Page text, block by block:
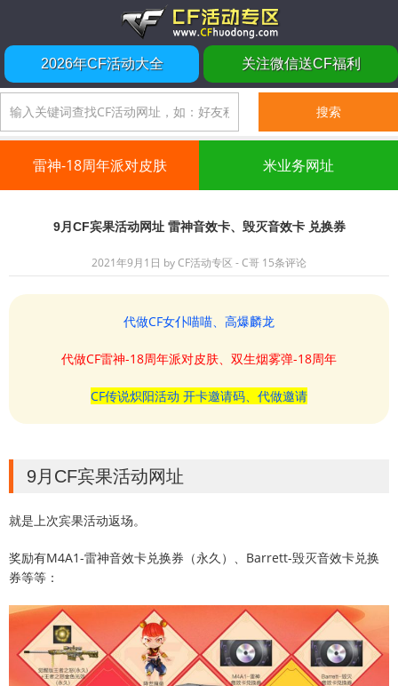
2026年CF活动大全 关注微信送CF福利
雷神-18周年派对皮肤 米业务网址
9月CF宾果活动网址 雷神音效卡、毁灭音效卡 兑换券
2021年9月1日 byCF活动专区 - C哥 15条评论
代做CF女仆喵喵、高爆麟龙
代做CF雷神-18周年派对皮肤、双生烟雾弹-18周年
CF传说炽阳活动 开卡邀请码、代做邀请
9月CF宾果活动网址
就是上次宾果活动返场。
奖励有M4A1-雷神音效卡兑换券（永久）、Barrett-毁灭音效卡兑换
券等等：